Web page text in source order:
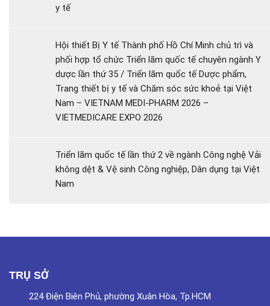
y tế
Hội thiết Bị Y tế Thành phố Hồ Chí Minh chủ trì và
phối hợp tổ chức Triển lãm quốc tế chuyên ngành Y
dược lần thứ 35 / Triển lãm quốc tế Dược phẩm,
Trang thiết bị y tế và Chăm sóc sức khoẻ tại Việt
Nam – VIETNAM MEDI-PHARM 2026 –
VIETMEDICARE EXPO 2026
Triển lãm quốc tế lần thứ 2 về ngành Công nghệ Vải
không dệt & Vệ sinh Công nghiệp, Dân dụng tại Việt
Nam
TRỤ SỞ
224 Điện Biên Phủ, phường Xuân Hòa, Tp.HCM